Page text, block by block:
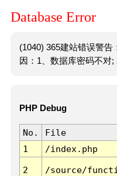
Database Error
(1040) 365建站错误警
因：1、数据库密码不对;
PHP Debug
No. File
1
/index.php
2 /source/